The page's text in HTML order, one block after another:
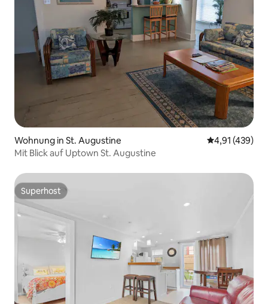
Wohnung in St. Augustine
4,91 (439)
Mit Blick auf Uptown St. Augustine
Superhost
Superhost